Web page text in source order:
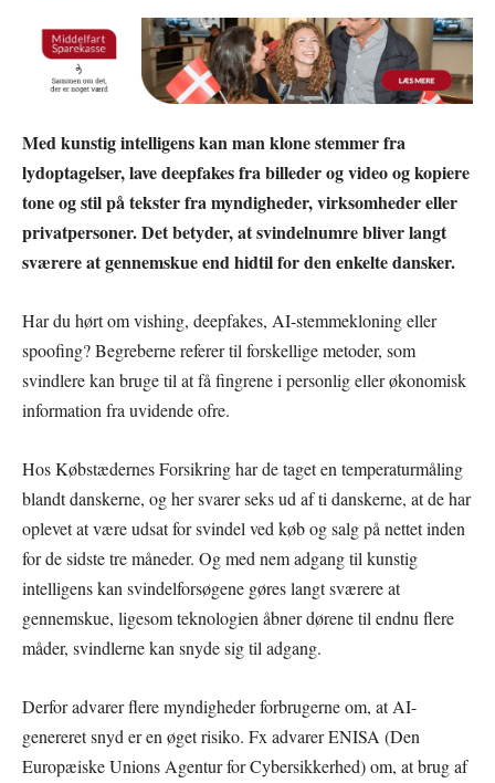
Med kunstig intelligens kan man klone stemmer fra
lydoptagelser, lave deepfakes fra billeder og video og kopiere
tone og stil på tekster fra myndigheder, virksomheder eller
privatpersoner. Det betyder, at svindelnumre bliver langt
sværere at gennemskue end hidtil for den enkelte dansker.
Har du hørt om vishing, deepfakes, AI-stemmekloning eller
spoofing? Begreberne referer til forskellige metoder, som
svindlere kan bruge til at få fingrene i personlig eller økonomisk
information fra uvidende ofre.
Hos Købstædernes Forsikring har de taget en temperaturmåling
blandt danskerne, og her svarer seks ud af ti danskerne, at de har
oplevet at være udsat for svindel ved køb og salg på nettet inden
for de sidste tre måneder. Og med nem adgang til kunstig
intelligens kan svindelforsøgene gøres langt sværere at
gennemskue, ligesom teknologien åbner dørene til endnu flere
måder, svindlerne kan snyde sig til adgang.
Derfor advarer flere myndigheder forbrugerne om, at AI-
genereret snyd er en øget risiko. Fx advarer ENISA (Den
Europæiske Unions Agentur for Cybersikkerhed) om, at brug af